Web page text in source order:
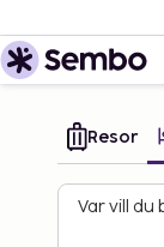
Resor
Var vill du